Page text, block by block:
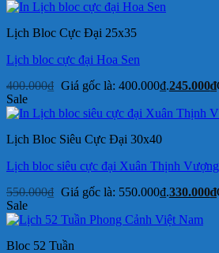
Lịch Bloc Cực Đại 25x35
Lịch bloc cực đại Hoa Sen
400.000₫ Giá gốc là: 400.000₫.245.000₫
Sale
Lịch Bloc Siêu Cực Đại 30x40
Lịch bloc siêu cực đại Xuân Thịnh Vượng
550.000₫ Giá gốc là: 550.000₫.330.000₫
Sale
Bloc 52 Tuần